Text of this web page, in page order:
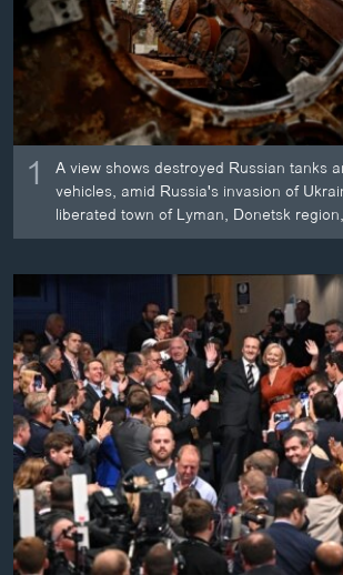
ທຸລະກິດ
ພາສາອັງກິດ
ວີດີໂອ
ສຽງ
ລາຍການກະຈາຍສຽງ
ລາຍງານ
ຕິດຕາມພວກເຮົາ ທີ່
ພາສາຕ່າງໆ
1
A view shows destroyed Russian tanks
vehicles, amid Russia's invasion of
liberated town of Lyman, Donetsk